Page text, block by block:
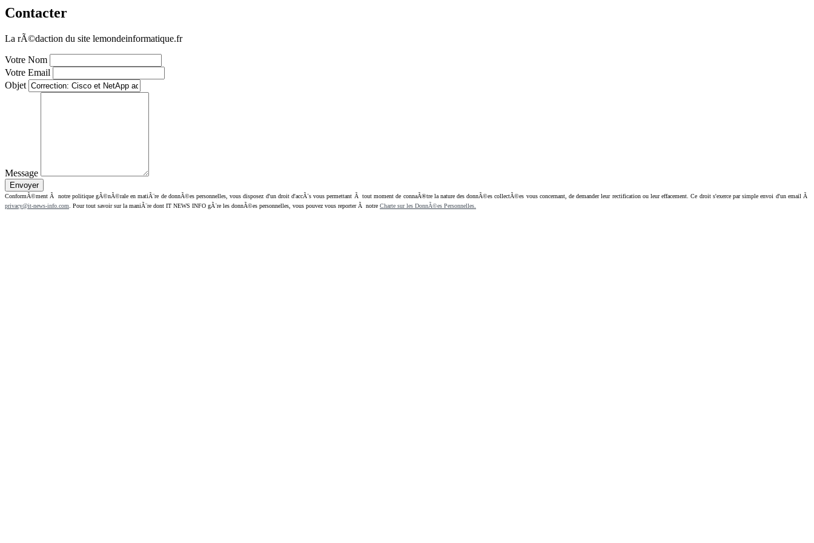
Contacter
La rÃ©daction du site lemondeinformatique.fr
Votre Nom
Votre Email
Objet
Message
ConformÃ©ment Ã notre politique gÃ©nÃ©rale en matiÃ¨re de donnÃ©es personnelles, vous disposez d'un droit d'accÃ¨s vous permettant Ã tout moment de connaÃ®tre la nature des donnÃ©es collectÃ©es vous concernant, de demander leur rectification ou leur effacement. Ce droit s'exerce par simple envoi d'un email Ã
privacy@it-news-info.com . Pour tout savoir sur la maniÃ¨re dont IT NEWS INFO gÃ¨re les donnÃ©es personnelles, vous pouvez vous reporter Ã notre Charte sur les DonnÃ©es Personnelles.